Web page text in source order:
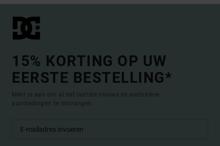
15% KORTING OP UW
EERSTE BESTELLING*
Meld je aan om al het laatste nieuws en exclusieve
aanbiedingen te ontvangen.